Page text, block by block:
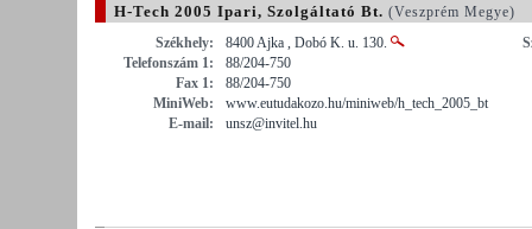
H-Tech 2005 Ipari, Szolgáltató Bt. (Veszprém Megye)
Székhely:
8400 Ajka , Dobó K. u. 130.
Telefonszám 1:
88/204-750
Fax 1:
88/204-750
MiniWeb:
www.eutudakozo.hu/miniweb/h_tech_2005_bt
E-mail:
unsz@invitel.hu